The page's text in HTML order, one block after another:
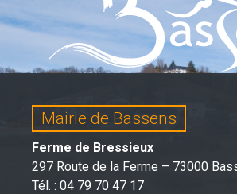
Mairie de Bassens
Ferme de Bressieux
297 Route de la Ferme – 73000
Tél. : 04 79 70 47 17